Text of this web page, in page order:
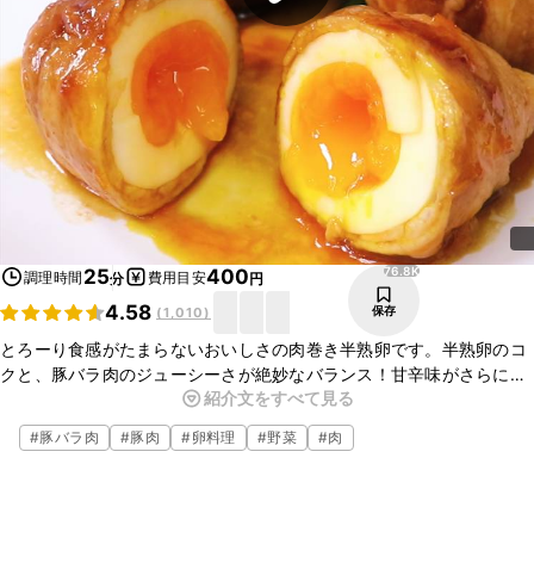
調理時間 25分 費用目安400円
4.58 (1,010)
76.8K
保存
とろーり食感がたまらないおいしさの肉巻き半熟卵です。半熟卵のコ
クと、豚バラ肉のジューシーさが絶妙なバランス！甘辛味がさらに食
欲をかきたててくれますよ。お子さまから大人まで幅広く喜ばれるこ
と間違いなし！ぜひ作ってみてくださいね。
紹介文をすべて見る
#豚バラ肉 #豚肉 #卵料理 #野菜 #肉